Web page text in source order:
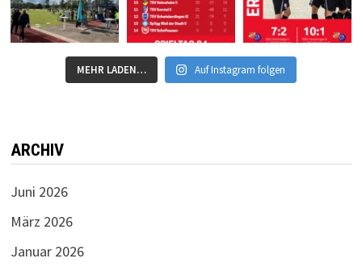
MEHR LADEN… Auf Instagram folgen
ARCHIV
Juni 2026
März 2026
Januar 2026